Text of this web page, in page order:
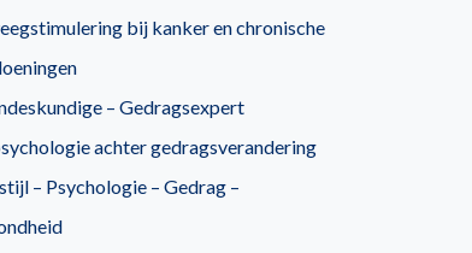
bij kanker en chronische
– Gedragsexpert
achter gedragsverandering
– Psychologie – Gedrag –